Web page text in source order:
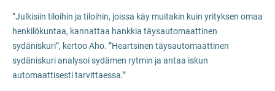
”Julkisiin tiloihin ja tiloihin, joissa käy muitakin kuin yrityksen omaa
henkilökuntaa, kannattaa hankkia täysautomaattinen
sydäniskuri”, kertoo Aho. ”Heartsinen täysautomaattinen
sydäniskuri analysoi sydämen rytmin ja antaa iskun
automaattisesti tarvittaessa.”